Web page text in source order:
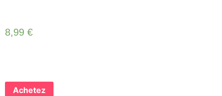
8,99 €
Achetez